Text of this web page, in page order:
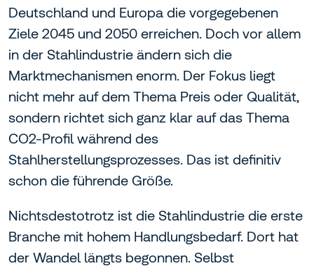
Deutschland und Europa die vorgegebenen
Ziele 2045 und 2050 erreichen. Doch vor allem
in der Stahlindustrie ändern sich die
Marktmechanismen enorm. Der Fokus liegt
nicht mehr auf dem Thema Preis oder Qualität,
sondern richtet sich ganz klar auf das Thema
CO2-Profil während des
Stahlherstellungsprozesses. Das ist definitiv
schon die führende Größe.
Nichtsdestotrotz ist die Stahlindustrie die erste
Branche mit hohem Handlungsbedarf. Dort hat
der Wandel längts begonnen. Selbst